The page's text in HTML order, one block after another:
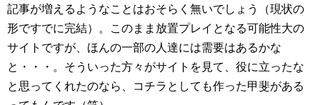
記事が増えるようなことはおそらく無いでしょう（現状の
形ですでに完結）。このまま放置プレイとなる可能性大の
サイトですが、ほんの一部の人達には需要はあるかな
と・・・。そういった方々がサイトを見て、役に立ったな
と思ってくれたのなら、コチラとしても作った甲斐がある